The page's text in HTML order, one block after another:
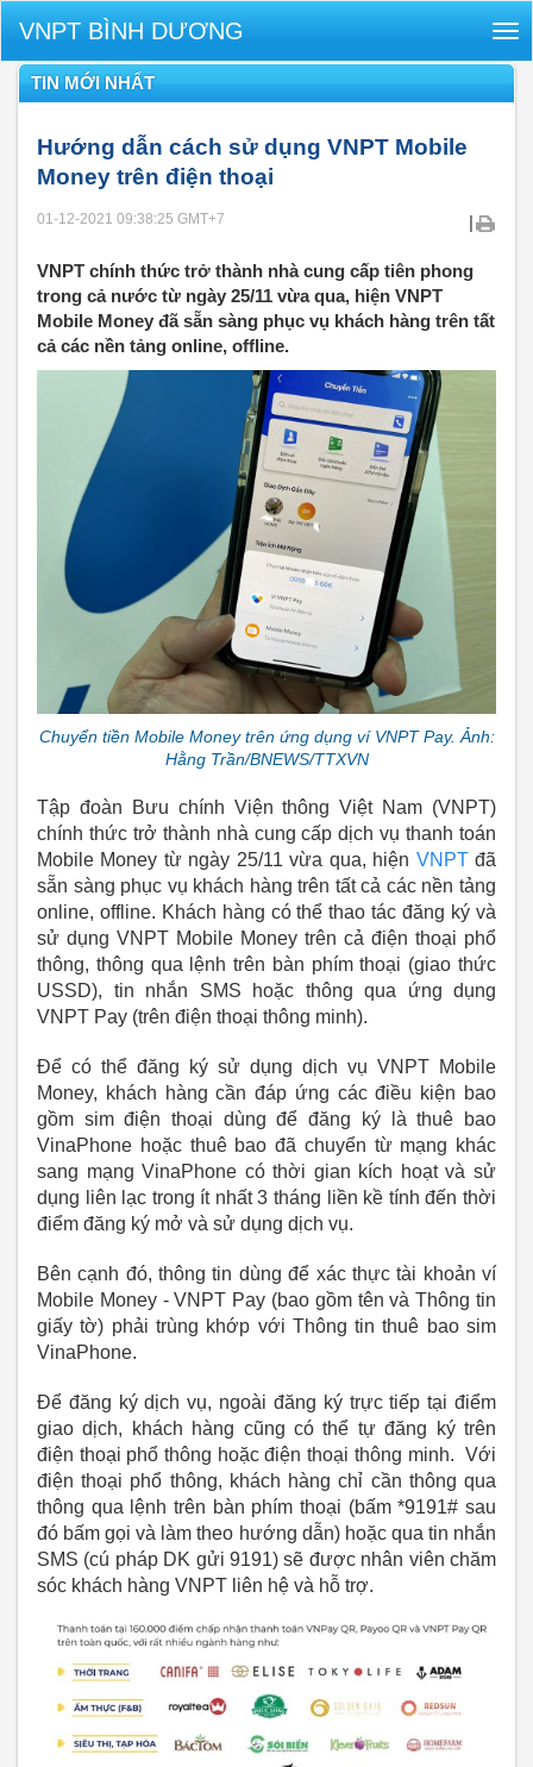
VNPT BÌNH DƯƠNG
TIN MỚI NHẤT
Hướng dẫn cách sử dụng VNPT Mobile
Money trên điện thoại
01-12-2021 09:38:25 GMT+7 |
VNPT chính thức trở thành nhà cung cấp tiên phong
trong cả nước từ ngày 25/11 vừa qua, hiện VNPT
Mobile Money đã sẵn sàng phục vụ khách hàng trên tất
cả các nền tảng online, offline.
Chuyển tiền Mobile Money trên ứng dụng ví VNPT Pay. Ảnh:
Hằng Trần/BNEWS/TTXVN
Tập đoàn Bưu chính Viện thông Việt Nam (VNPT)
chính thức trở thành nhà cung cấp dịch vụ thanh toán
Mobile Money từ ngày 25/11 vừa qua, hiện VNPTđã
sẵn sàng phục vụ khách hàng trên tất cả các nền tảng
online, offline. Khách hàng có thể thao tác đăng ký và
sử dụng VNPT Mobile Money trên cả điện thoại phổ
thông, thông qua lệnh trên bàn phím thoại (giao thức
USSD), tin nhắn SMS hoặc thông qua ứng dụng
VNPT Pay (trên điện thoại thông minh).
Để có thể đăng ký sử dụng dịch vụ VNPT Mobile
Money, khách hàng cần đáp ứng các điều kiện bao
gồm sim điện thoại dùng để đăng ký là thuê bao
VinaPhone hoặc thuê bao đã chuyển từ mạng khác
sang mạng VinaPhone có thời gian kích hoạt và sử
dụng liên lạc trong ít nhất 3 tháng liền kề tính đến thời
điểm đăng ký mở và sử dụng dịch vụ.
Bên cạnh đó, thông tin dùng để xác thực tài khoản ví
Mobile Money - VNPT Pay (bao gồm tên và Thông tin
giấy tờ) phải trùng khớp với Thông tin thuê bao sim
VinaPhone.
Để đăng ký dịch vụ, ngoài đăng ký trực tiếp tại điểm
giao dịch, khách hàng cũng có thể tự đăng ký trên
điện thoại phổ thông hoặc điện thoại thông minh. Với
điện thoại phổ thông, khách hàng chỉ cần thông qua
thông qua lệnh trên bàn phím thoại (bấm *9191# sau
đó bấm gọi và làm theo hướng dẫn) hoặc qua tin nhắn
SMS (cú pháp DK gửi 9191) sẽ được nhân viên chăm
sóc khách hàng VNPT liên hệ và hỗ trợ.